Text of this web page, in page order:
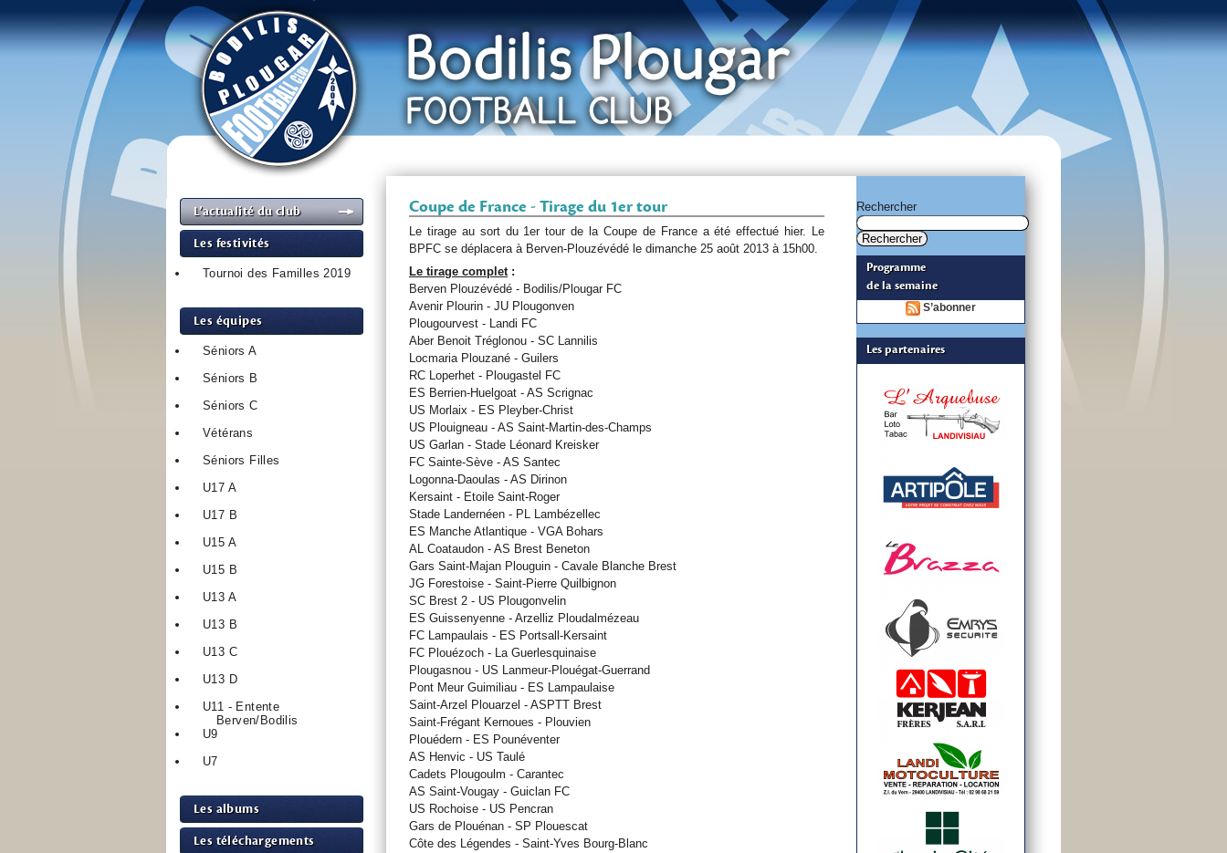
L’actualité du club
Les festivités
Tournoi des Familles 2019
Les équipes
Séniors A
Séniors B
Séniors C
Vétérans
Séniors Filles
U17 A
U17 B
U15 A
U15 B
U13 A
U13 B
U13 C
U13 D
U11 - Entente
Berven/Bodilis
U9
U7
Les albums
Les téléchargements
Coupe de France - Tirage du 1er tour
Le tirage au sort du 1er tour de la Coupe de France a été effectué hier. Le
BPFC se déplacera à Berven-Plouzévédé le dimanche 25 août 2013 à 15h00.
Le tirage complet:
Berven Plouzévédé - Bodilis/Plougar FC
Avenir Plourin - JU Plougonven
Plougourvest - Landi FC
Aber Benoit Tréglonou - SC Lannilis
Locmaria Plouzané - Guilers
RC Loperhet - Plougastel FC
ES Berrien-Huelgoat - AS Scrignac
US Morlaix - ES Pleyber-Christ
US Plouigneau - AS Saint-Martin-des-Champs
US Garlan - Stade Léonard Kreisker
FC Sainte-Sève - AS Santec
Logonna-Daoulas - AS Dirinon
Kersaint - Etoile Saint-Roger
Stade Landernéen - PL Lambézellec
ES Manche Atlantique - VGA Bohars
AL Coataudon - AS Brest Beneton
Gars Saint-Majan Plouguin - Cavale Blanche Brest
JG Forestoise - Saint-Pierre Quilbignon
SC Brest 2 - US Plougonvelin
ES Guissenyenne - Arzelliz Ploudalmézeau
FC Lampaulais - ES Portsall-Kersaint
FC Plouézoch - La Guerlesquinaise
Plougasnou - US Lanmeur-Plouégat-Guerrand
Pont Meur Guimiliau - ES Lampaulaise
Saint-Arzel Plouarzel - ASPTT Brest
Saint-Frégant Kernoues - Plouvien
Plouédern - ES Pounéventer
AS Henvic - US Taulé
Cadets Plougoulm - Carantec
AS Saint-Vougay - Guiclan FC
US Rochoise - US Pencran
Gars de Plouénan - SP Plouescat
Côte des Légendes - Saint-Yves Bourg-Blanc
Rechercher
Programme
de la semaine
S’abonner
Les partenaires